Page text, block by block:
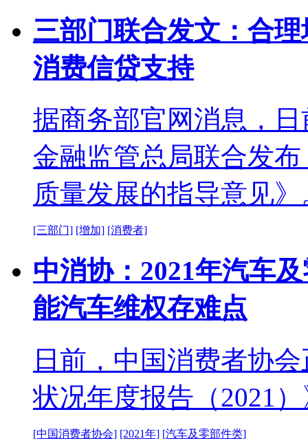
三部门联合发文：合
消费信贷支持
据商务部官网消息，
金融监管总局联合发
质量发展的指导意见》
[三部门] [增加] [消费者]
中消协：2021年汽车
能汽车维权存难点
日前，中国消费者协
状况年度报告（2021
[中国消费者协会] [2021年] [汽车及零部件类]